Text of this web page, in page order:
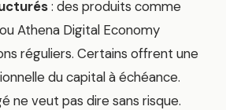
: des produits comme
Athena Digital Economy
réguliers. Certains offrent une
du capital à échéance.
ne veut pas dire sans risque.